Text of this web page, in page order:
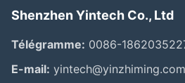
Shenzhen Yintech Co., Ltd
Télégramme: 0086-
E-mail: yintech@yinzhiming.com